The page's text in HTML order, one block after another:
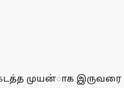
கடத்த முயன்ாக